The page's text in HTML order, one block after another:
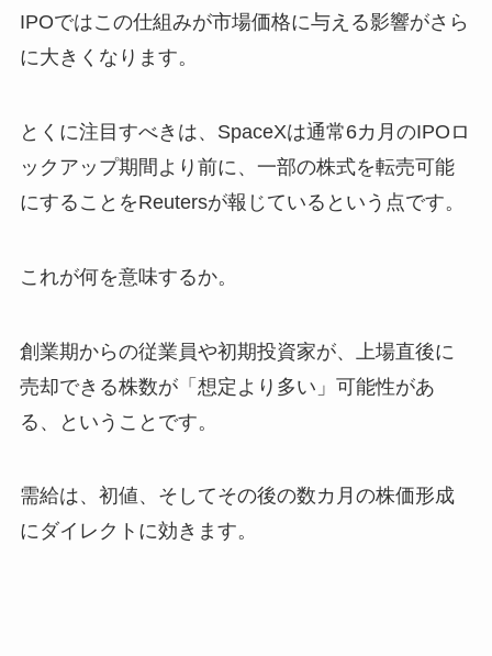
IPOではこの仕組みが市場価格に与える影響がさら
に大きくなります。
とくに注目すべきは、SpaceXは通常6カ月のIPOロ
ックアップ期間より前に、一部の株式を転売可能
にすることをReutersが報じているという点です。
これが何を意味するか。
創業期からの従業員や初期投資家が、上場直後に
売却できる株数が「想定より多い」可能性があ
る、ということです。
需給は、初値、そしてその後の数カ月の株価形成
にダイレクトに効きます。